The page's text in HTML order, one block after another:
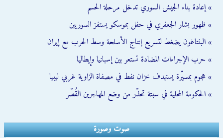
» إعادة بناء الجيش السوري تدخل مرحلة الحسم
» ظهور بشار الجعفري في حفل بموسكو يستفز السوريين
» البنتاغون يضغط لتسريع إنتاج الأسلحة وسط الحرب مع إيران
» حرب الإجراءات المضادة تستعر بين إسبانيا وإيطاليا
» هجوم بمسيّرة يستهدف خزان نفط في مصفاة الزاوية غربي ليبيا
» الحكومة المحلية في سبتة تحذّر من وضع المهاجرين القُصّر
صوت وصورة